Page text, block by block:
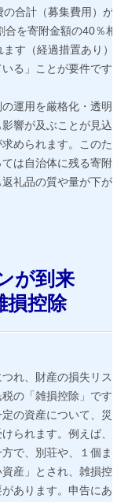
合計（募集費用）が
を寄附金額の40％相
す（経過措置あり）
る」ことが要件です
運用を厳格化・透明
響が及ぶことが見込
められます。このた
は自治体に残る寄附
礼品の質や量が下が
が到来
損控除
れ、財産の損失リス
の「雑損控除」です。
の資産について、災
られます。例えば、
で、別荘や、１個ま
産」とされ、雑損控
あります。申告にあ